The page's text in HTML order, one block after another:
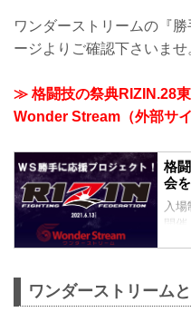
ワンダーストリームの『
ージよりご確認下さいませ
≫ 格闘技の祭典RIZIN.28
Wonder Stream（外部サイ
格
会
入
開催
も
だろ
ワンダーストリーム